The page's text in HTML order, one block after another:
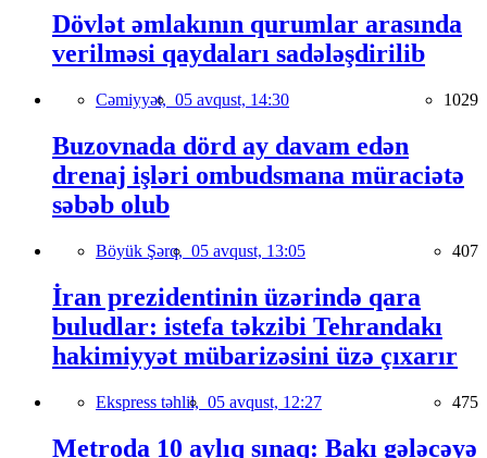
Dövlət əmlakının qurumlar arasında
verilməsi qaydaları sadələşdirilib
Cəmiyyət, 05 avqust, 14:30 1029
Buzovnada dörd ay davam edən
drenaj işləri ombudsmana müraciətə
səbəb olub
Böyük Şərq, 05 avqust, 13:05 407
İran prezidentinin üzərində qara
buludlar: istefa təkzibi Tehrandakı
hakimiyyət mübarizəsini üzə çıxarır
Ekspress təhlil, 05 avqust, 12:27 475
Metroda 10 aylıq sınaq: Bakı gələcəyə